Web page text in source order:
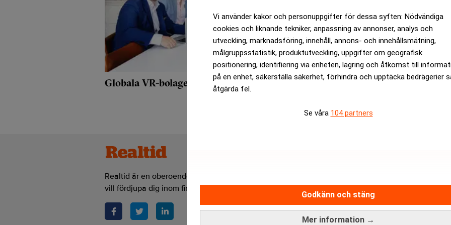
Vi använder kakor och personuppgifter för dessa syften: Nödvändiga
cookies och liknande tekniker, anpassning av annonser, analys och
utveckling, marknadsföring, innehåll, annons- och innehållsmätning,
målgruppsstatistik, produktutveckling, uppgifter om geografisk
positionering, identifiering via enheten, lagring och åtkomst till
på en enhet, säkerställa säkerhet, förhindra och upptäcka bedrägerier
åtgärda fel.
Se våra 104 partners
Mer information →
Godkänn och stäng
Globala VR-bolaget Diakrit flyttar hem igen
Realtid är en oberoende och kostnadsfri nyhetskanal för dig som
vill fördjupa dig inom finans- och näringslivsnyheter.
Relevance AI-policy
Annonsera på Realtid
Pressmeddelanden
Kontakta oss